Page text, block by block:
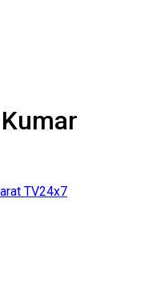
TV24x7